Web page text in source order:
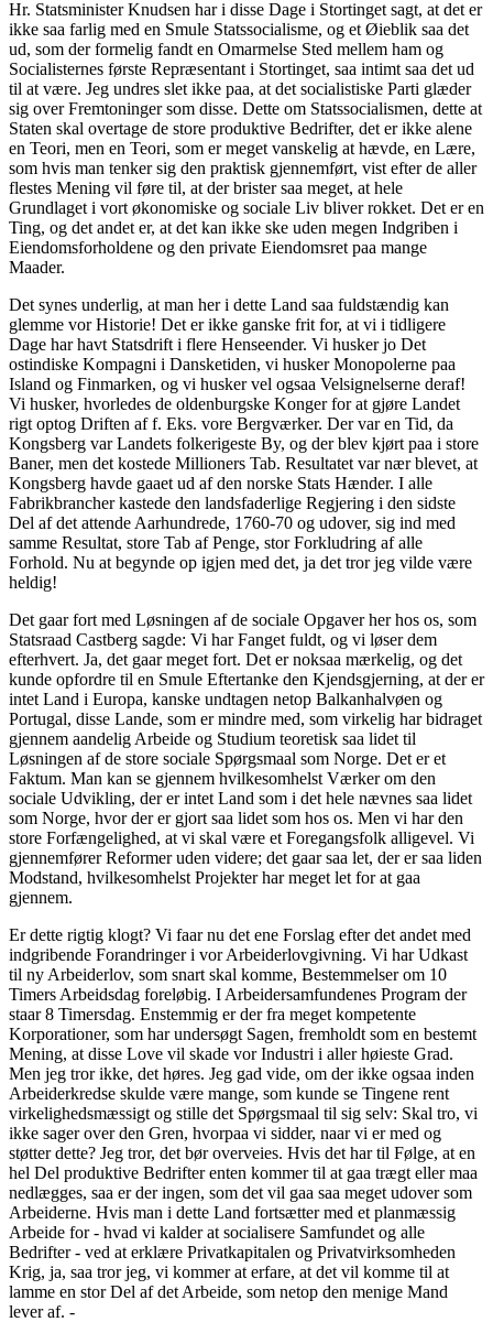
Hr. Statsminister Knudsen har i disse Dage i Stortinget sagt, at det er
ikke saa farlig med en Smule Statssocialisme, og et Øieblik saa det
ud, som der formelig fandt en Omarmelse Sted mellem ham og
Socialisternes første Repræsentant i Stortinget, saa intimt saa det ud
til at være. Jeg undres slet ikke paa, at det socialistiske Parti glæder
sig over Fremtoninger som disse. Dette om Statssocialismen, dette at
Staten skal overtage de store produktive Bedrifter, det er ikke alene
en Teori, men en Teori, som er meget vanskelig at hævde, en Lære,
som hvis man tenker sig den praktisk gjennemført, vist efter de aller
flestes Mening vil føre til, at der brister saa meget, at hele
Grundlaget i vort økonomiske og sociale Liv bliver rokket. Det er en
Ting, og det andet er, at det kan ikke ske uden megen Indgriben i
Eiendomsforholdene og den private Eiendomsret paa mange
Maader.
Det synes underlig, at man her i dette Land saa fuldstændig kan
glemme vor Historie! Det er ikke ganske frit for, at vi i tidligere
Dage har havt Statsdrift i flere Henseender. Vi husker jo Det
ostindiske Kompagni i Dansketiden, vi husker Monopolerne paa
Island og Finmarken, og vi husker vel ogsaa Velsignelserne deraf!
Vi husker, hvorledes de oldenburgske Konger for at gjøre Landet
rigt optog Driften af f. Eks. vore Bergværker. Der var en Tid, da
Kongsberg var Landets folkerigeste By, og der blev kjørt paa i store
Baner, men det kostede Millioners Tab. Resultatet var nær blevet, at
Kongsberg havde gaaet ud af den norske Stats Hænder. I alle
Fabrikbrancher kastede den landsfaderlige Regjering i den sidste
Del af det attende Aarhundrede, 1760-70 og udover, sig ind med
samme Resultat, store Tab af Penge, stor Forkludring af alle
Forhold. Nu at begynde op igjen med det, ja det tror jeg vilde være
heldig!
Det gaar fort med Løsningen af de sociale Opgaver her hos os, som
Statsraad Castberg sagde: Vi har Fanget fuldt, og vi løser dem
efterhvert. Ja, det gaar meget fort. Det er noksaa mærkelig, og det
kunde opfordre til en Smule Eftertanke den Kjendsgjerning, at der er
intet Land i Europa, kanske undtagen netop Balkanhalvøen og
Portugal, disse Lande, som er mindre med, som virkelig har bidraget
gjennem aandelig Arbeide og Studium teoretisk saa lidet til
Løsningen af de store sociale Spørgsmaal som Norge. Det er et
Faktum. Man kan se gjennem hvilkesomhelst Værker om den
sociale Udvikling, der er intet Land som i det hele nævnes saa lidet
som Norge, hvor der er gjort saa lidet som hos os. Men vi har den
store Forfængelighed, at vi skal være et Foregangsfolk alligevel. Vi
gjennemfører Reformer uden videre; det gaar saa let, der er saa liden
Modstand, hvilkesomhelst Projekter har meget let for at gaa
gjennem.
Er dette rigtig klogt? Vi faar nu det ene Forslag efter det andet med
indgribende Forandringer i vor Arbeiderlovgivning. Vi har Udkast
til ny Arbeiderlov, som snart skal komme, Bestemmelser om 10
Timers Arbeidsdag foreløbig. I Arbeidersamfundenes Program der
staar 8 Timersdag. Enstemmig er der fra meget kompetente
Korporationer, som har undersøgt Sagen, fremholdt som en bestemt
Mening, at disse Love vil skade vor Industri i aller høieste Grad.
Men jeg tror ikke, det høres. Jeg gad vide, om der ikke ogsaa inden
Arbeiderkredse skulde være mange, som kunde se Tingene rent
virkelighedsmæssigt og stille det Spørgsmaal til sig selv: Skal tro, vi
ikke sager over den Gren, hvorpaa vi sidder, naar vi er med og
støtter dette? Jeg tror, det bør overveies. Hvis det har til Følge, at en
hel Del produktive Bedrifter enten kommer til at gaa trægt eller maa
nedlægges, saa er der ingen, som det vil gaa saa meget udover som
Arbeiderne. Hvis man i dette Land fortsætter med et planmæssig
Arbeide for - hvad vi kalder at socialisere Samfundet og alle
Bedrifter - ved at erklære Privatkapitalen og Privatvirksomheden
Krig, ja, saa tror jeg, vi kommer at erfare, at det vil komme til at
lamme en stor Del af det Arbeide, som netop den menige Mand
lever af. -